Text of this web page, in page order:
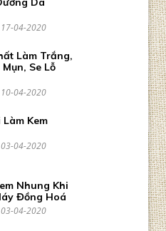
04-2020
Làm Trắng,
Se Lỗ
04-2020
Kem
04-2020
Nhung Khi
Đồng Hoá
04-2020